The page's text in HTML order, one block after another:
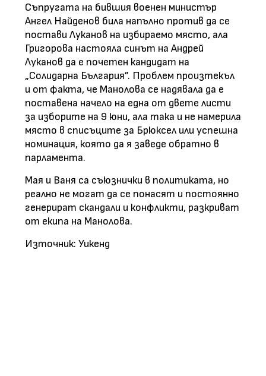
Съпругата на бившия военен министър
Ангел Найденов била напълно против да се
постави Луканов на избираемо място, ала
Григорова настояла синът на Андрей
Луканов да е почетен кандидат на
„Солидарна България”. Проблем произтекъл
и от факта, че Манолова се надявала да е
поставена начело на една от двете листи
за изборите на 9 юни, ала така и не намерила
място в списъците за Брюксел или успешна
номинация, която да я заведе обратно в
парламента.
Мая и Ваня са съюзнички в политиката, но
реално не могат да се понасят и постоянно
генерират скандали и конфликти, разкриват
от екипа на Манолова.
Източник: Уикенд